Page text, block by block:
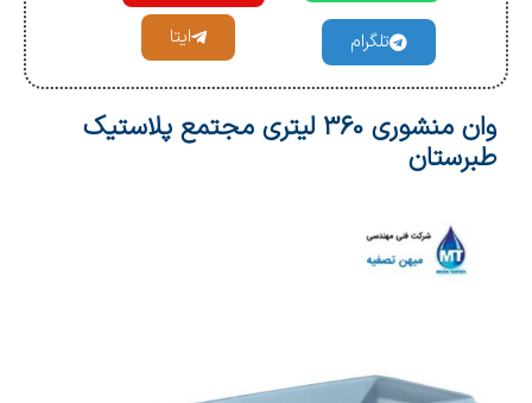
تلگرام ایتا
وان منشوری 360 لیتری مجتمع پلاستیک
طبرستان